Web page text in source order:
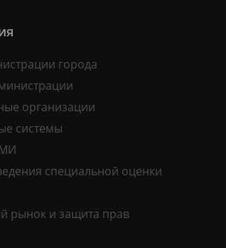
города
организации
системы
специальной оценки
рынок и защита прав